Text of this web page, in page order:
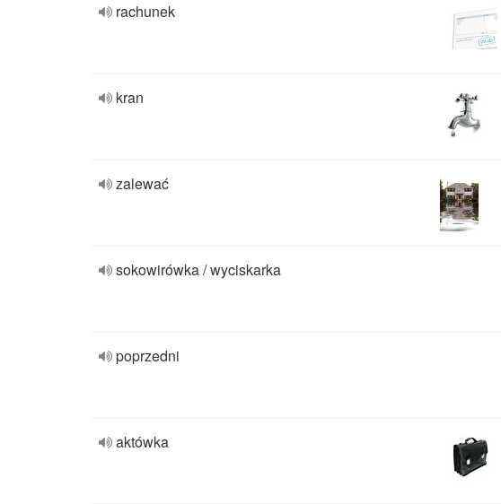
rachunek
kran
zalewać
sokowirówka / wyciskarka
poprzedni
aktówka